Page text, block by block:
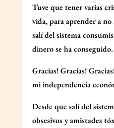
Tuve que tener varias
vida, para aprender a
salí del sistema
dinero se ha conseguido.
Gracias! Gracias!
mi independencia
Desde que salí del
obsesivos y amistades